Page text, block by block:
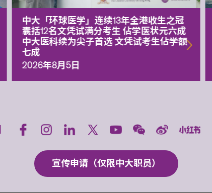
中大「环球医学」连续13年全港收生之冠
囊括12名文凭试满分考生 佔学医状元六成
中大医科续为尖子首选 文凭试考生佔学额
七成
2026年8月5日
宣传申请（仅限中大职员）